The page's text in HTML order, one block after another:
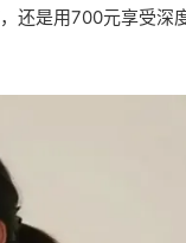
还是用700元享受深